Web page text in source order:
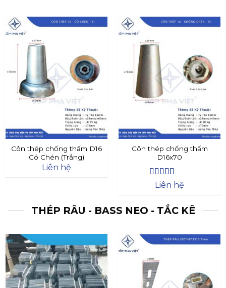
Côn thép chống thấm D16
Có Chén (Trắng)
Liên hệ
Côn thép chống thấm
D16x70
Được xếp
5
Liên hệ
THÉP RÂU - BASS NEO - TẮC KÊ